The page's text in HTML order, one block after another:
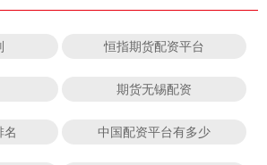
恒指期货配资平台
期货无锡配资
名 中国配资平台有多少